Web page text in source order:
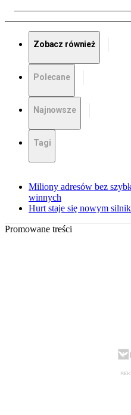
Zobacz również
Polecane
Najnowsze
Tagi
Miliony adresów bez
winnych
Hurt staje się nowym
Promowane treści